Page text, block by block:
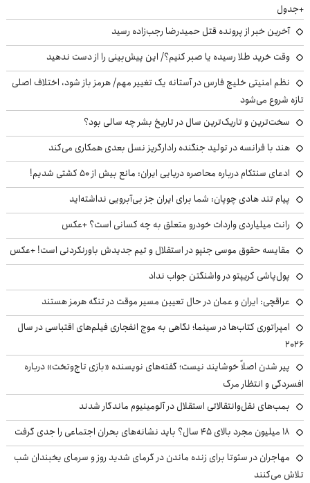
+جدول
آخرین خبر از پرونده قتل حمیدرضا رجب‌زاده رسید
وقت خرید طلا رسیده یا صبر کنیم؟/ این پیش‌بینی را از دست ندهید
نظم امنیتی خلیج فارس در آستانه یک تغییر مهم/ هرمز باز شود، اختلاف اصلی
تازه شروع می‌شود
سخت‌ترین و تاریک‌ترین سال در تاریخ بشر چه سالی بود؟
هند با فرانسه در تولید جنگنده رادارگریز نسل بعدی همکاری می‌کند
ادعای سنتکام درباره محاصره دریایی ایران: مانع بیش از ۵۰ کشتی شدیم!
پیام تند هادی چوپان: شما برای ایران جز بی‌آبرویی نداشته‌اید
رانت میلیاردی واردات خودرو متعلق به چه کسانی است؟ +عکس
مقایسه حقوق موسی جنپو در استقلال و تیم جدیدش باورنکردنی است! +عکس
پول‌پاشی کریپتو در واشنگتن جواب نداد
عراقچی: ایران و عمان در حال تعیین مسیر موقت در تنگه هرمز هستند
امپراتوری کتاب‌ها در سینما؛ نگاهی به موج انفجاری فیلم‌های اقتباسی در سال
۲۰۲۶
پیر شدن اصلاً خوشایند نیست؛ گفته‌های نویسنده «بازی تاج‌وتخت» درباره
افسردگی و انتظار مرگ
بمب‌های نقل‌وانتقالاتی استقلال در آلومینیوم ماندگار شدند
۱۸ میلیون مجرد بالای ۴۵ سال؟ باید نشانه‌های بحران اجتماعی را جدی گرفت
مهاجران در سئوتا برای زنده ماندن در گرمای شدید روز و سرمای یخبندان شب
تلاش می‌کنند